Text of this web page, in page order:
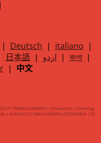
| Deutsch | italiano |
日本語 | اردو | বাংলা |
| 中文
| Production | ticketing-
| 945676375198431b9409cc2f39cf4f04 | XS